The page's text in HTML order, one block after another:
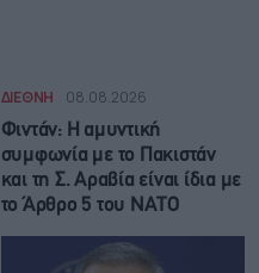
ΔΙΕΘΝΗ 08.08.2026
Φιντάν: Η αμυντική
συμφωνία με το Πακιστάν
και τη Σ. Αραβία είναι ίδια με
τo Άρθρο 5 του ΝΑΤΟ